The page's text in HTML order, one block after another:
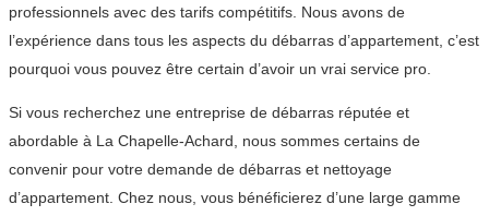
professionnels avec des tarifs compétitifs. Nous avons de
l’expérience dans tous les aspects du débarras d’appartement, c’est
pourquoi vous pouvez être certain d’avoir un vrai service pro.
Si vous recherchez une entreprise de débarras réputée et
abordable à La Chapelle-Achard, nous sommes certains de
convenir pour votre demande de débarras et nettoyage
d’appartement. Chez nous, vous bénéficierez d’une large gamme